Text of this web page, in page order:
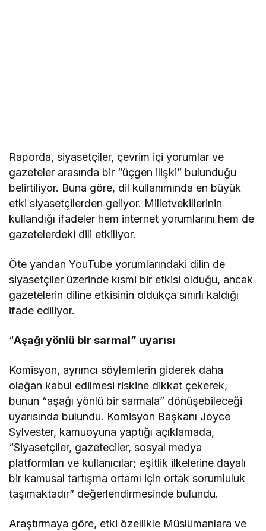
Raporda, siyasetçiler, çevrim içi yorumlar ve
gazeteler arasında bir “üçgen ilişki” bulunduğu
belirtiliyor. Buna göre, dil kullanımında en büyük
etki siyasetçilerden geliyor. Milletvekillerinin
kullandığı ifadeler hem internet yorumlarını hem de
gazetelerdeki dili etkiliyor.
Öte yandan YouTube yorumlarındaki dilin de
siyasetçiler üzerinde kısmi bir etkisi olduğu, ancak
gazetelerin diline etkisinin oldukça sınırlı kaldığı
ifade ediliyor.
“Aşağı yönlü bir sarmal” uyarısı
Komisyon, ayrımcı söylemlerin giderek daha
olağan kabul edilmesi riskine dikkat çekerek,
bunun “aşağı yönlü bir sarmala” dönüşebileceği
uyarısında bulundu. Komisyon Başkanı Joyce
Sylvester, kamuoyuna yaptığı açıklamada,
“Siyasetçiler, gazeteciler, sosyal medya
platformları ve kullanıcılar; eşitlik ilkelerine dayalı
bir kamusal tartışma ortamı için ortak sorumluluk
taşımaktadır” değerlendirmesinde bulundu.
Araştırmaya göre, etki özellikle Müslümanlara ve